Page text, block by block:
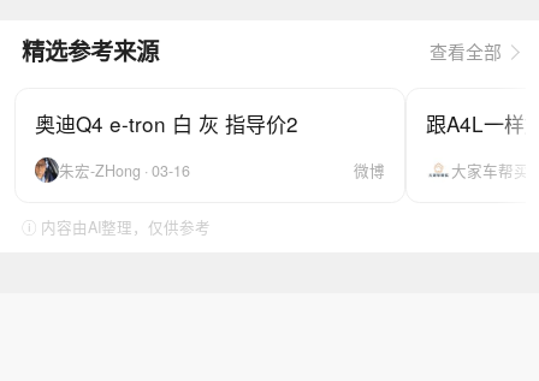
精选参考来源 查看全部
奥迪Q4 e-tron 白 灰 指导价2
朱宏-ZHong · 03-16 微博
跟A4L一样
大家车帮买
ⓘ 内容由AI整理，仅供参考